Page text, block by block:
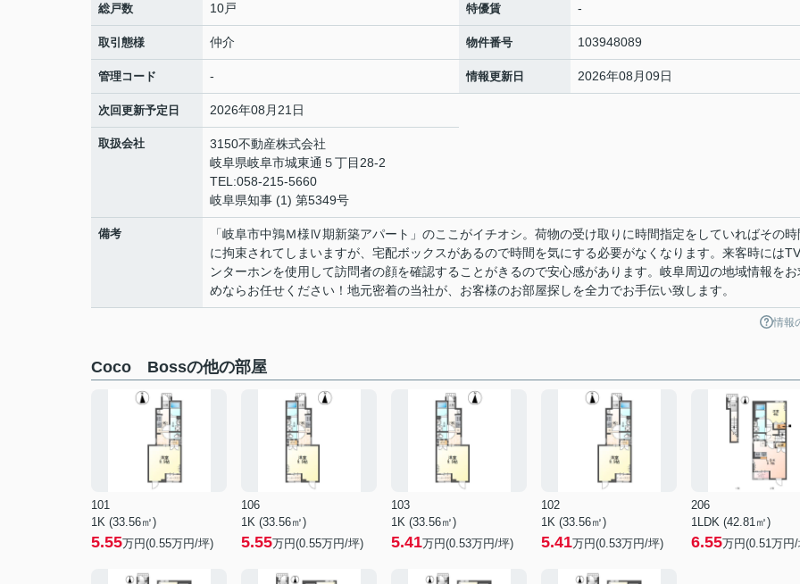
総戸数 10戸 特優賃 -
取引態様 仲介 物件番号 103948089
管理コード - 情報更新日 2026年08月09日
次回更新予定日 2026年08月21日
取扱会社
3150不動産株式会社
岐阜県岐阜市城東通５丁目28-2
TEL:058-215-5660
岐阜県知事 (1) 第5349号
備考
「岐阜市中鶉Ｍ様Ⅳ期新築アパート」のここがイチオシ。荷物の受け取りに時間指定をしていればその時
に拘束されてしまいますが、宅配ボックスがあるので時間を気にする必要がなくなります。来客時には
ンターホンを使用して訪問者の顔を確認することがきるので安心感があります。岐阜周辺の地域情報をお
めならお任せください！地元密着の当社が、お客様のお部屋探しを全力でお手伝い致します。
情報
Coco Bossの他の部屋
101
1K (33.56㎡)
5.55万円(0.55万円/坪)
106
1K (33.56㎡)
5.55万円(0.55万円/坪)
103
1K (33.56㎡)
5.41万円(0.53万円/坪)
102
1K (33.56㎡)
5.41万円(0.53万円/坪)
206
1LDK (42.81㎡)
6.55万円(0.51万円